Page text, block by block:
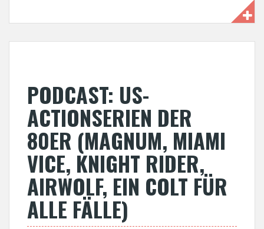
PODCAST: US-
ACTIONSERIEN DER
80ER (MAGNUM, MIAMI
VICE, KNIGHT RIDER,
AIRWOLF, EIN COLT FÜR
ALLE FÄLLE)